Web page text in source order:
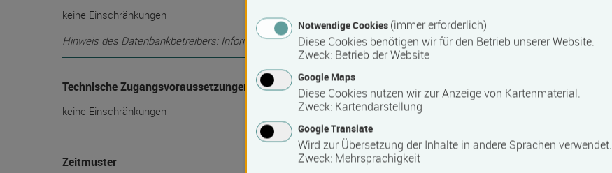
keine Einschränkungen
Hinweis des Datenbankbetreibers: Informationen über die Barrierefreiheit erfragen Sie bitte beim Anbieter.
Technische Zugangsvoraussetzungen
keine Einschränkungen
Zeitmuster
Notwendige Cookies (immer erforderlich)
Diese Cookies benötigen wir für den Betrieb unserer Website.
Zweck: Betrieb der Website
Google Maps
Diese Cookies nutzen wir zur Anzeige von Kartenmaterial.
Zweck: Kartendarstellung
Google Translate
Wird zur Übersetzung der Inhalte in andere Sprachen verwendet.
Zweck: Mehrsprachigkeit